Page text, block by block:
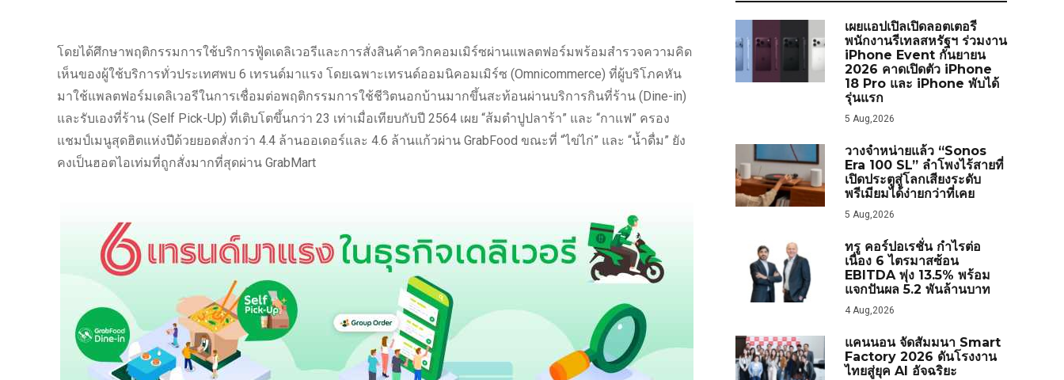
โดยได้ศึกษาพฤติกรรมการใช้บริการฟู้ดเดลิเวอรีและการสั่งสินค้าควิกคอมเมิร์ซผ่านแพลตฟอร์มพร้อมสำรวจความคิด
เห็นของผู้ใช้บริการทั่วประเทศพบ 6 เทรนด์มาแรง โดยเฉพาะเทรนด์ออมนิคอมเมิร์ซ (Omnicommerce) ที่ผู้บริโภคหัน
มาใช้แพลตฟอร์มเดลิเวอรีในการเชื่อมต่อพฤติกรรมการใช้ชีวิตนอกบ้านมากขึ้นสะท้อนผ่านบริการกินที่ร้าน (Dine-in)
และรับเองที่ร้าน (Self Pick-Up) ที่เติบโตขึ้นกว่า 23 เท่าเมื่อเทียบกับปี 2564 เผย “ส้มตำปูปลาร้า” และ “กาแฟ” ครอง
แชมป์เมนูสุดฮิตแห่งปีด้วยยอดสั่งกว่า 4.4 ล้านออเดอร์และ 4.6 ล้านแก้วผ่าน GrabFood ขณะที่ “ไข่ไก่” และ “น้ำดื่ม” ยัง
คงเป็นฮอตไอเท่มที่ถูกสั่งมากที่สุดผ่าน GrabMart
เผยแอปเปิลเปิดลอตเตอรี
พนักงานรีเทลสหรัฐฯ ร่วมงาน
iPhone Event กันยายน
2026 คาดเปิดตัว iPhone
18 Pro และ iPhone พับได้
รุ่นแรก
5 Aug,2026
วางจำหน่ายแล้ว “Sonos
Era 100 SL” ลำโพงไร้สายที่
เปิดประตูสู่โลกเสียงระดับ
พรีเมียมได้ง่ายกว่าที่เคย
5 Aug,2026
ทรู คอร์ปอเรชั่น กำไรต่อ
เนื่อง 6 ไตรมาสซ้อน
EBITDA พุ่ง 13.5% พร้อม
แจกปันผล 5.2 พันล้านบาท
4 Aug,2026
แคนนอน จัดสัมมนา Smart
Factory 2026 ดันโรงงาน
ไทยสู่ยุค AI อัจฉริยะ